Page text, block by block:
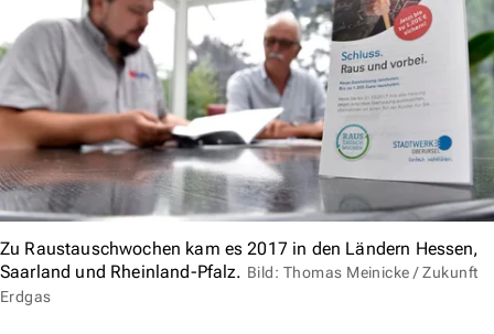
Zu Raustauschwochen kam es 2017 in den Ländern Hessen,
Saarland und Rheinland-Pfalz. Bild: Thomas Meinicke / Zukunft
Erdgas